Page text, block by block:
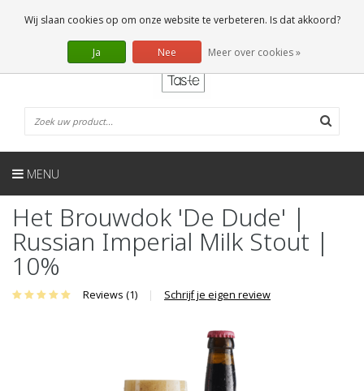
0 Artikelen
NL
MENU
Het Brouwdok 'De Dude' |
Russian Imperial Milk Stout |
10%
Reviews (1) | Schrijf je eigen review
Wij slaan cookies op om onze website te verbeteren. Is dat akkoord?
Ja Nee Meer over cookies »